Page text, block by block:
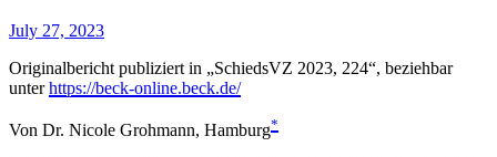
July 27, 2023
Originalbericht publiziert in „SchiedsVZ 2023, 224“, beziehbar
unterhttps://beck-online.beck.de/
Von Dr. Nicole Grohmann, Hamburg*